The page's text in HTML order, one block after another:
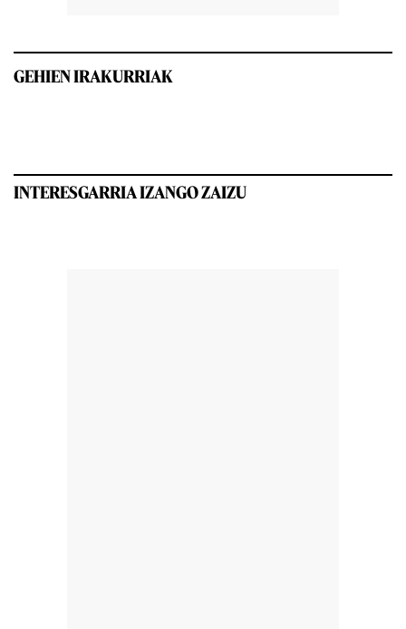
GEHIEN IRAKURRIAK
INTERESGARRIA IZANGO ZAIZU